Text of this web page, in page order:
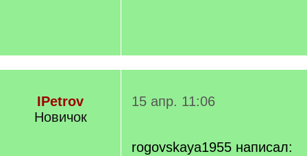
IPetrov
Новичок
15 апр. 11:06
rogovskaya1955 написал: